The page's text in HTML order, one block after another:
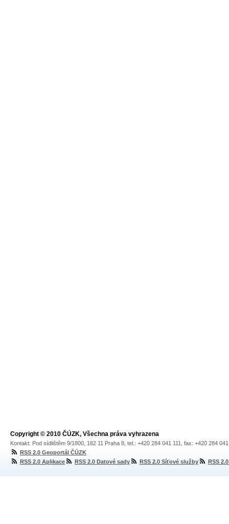
Copyright © 2010 ČÚZK, Všechna práva vyhrazena
Kontakt: Pod sídlištěm 9/1800, 182 11 Praha 8, tel.: +420 284 041 111, fax: +420 284
RSS 2.0 Geoportál ČÚZK
RSS 2.0 Aplikace
RSS 2.0 Datové sady RSS 2.0 Síťové služby RSS